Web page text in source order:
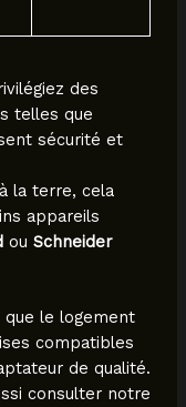
des
telles que
sécurité et
la terre, cela
appareils
ou Schneider
le logement
compatibles
de qualité.
consulter notre